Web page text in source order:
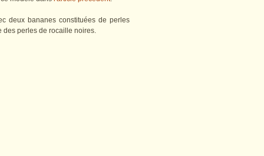
deux bananes constituées de perles
des perles de rocaille noires.